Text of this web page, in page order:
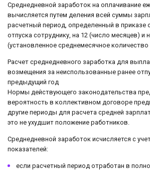
Среднедневной заработок на оплачивание
вычисляется путем деления всей суммы
расчетный период, определенный в приказе
отпуска сотруднику, на 12 (число месяцев) и
(установленное среднемесячное
Расчет среднедневного заработка для
возмещения за неиспользованные ранее
предыдущий год
Нормы действующего законодательства
вероятность в коллективном договоре
другие периоды для расчета средней
это не ухудшит положение работников.
Среднедневной заработок исчисляется с
показателей:
если расчетный период отработан в